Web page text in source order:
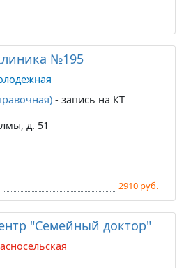
№195
- запись на КТ
д. 51
2910 руб.
"Семейный доктор"